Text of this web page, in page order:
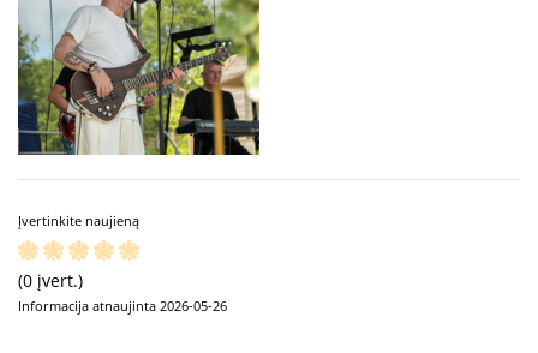
Įvertinkite naujieną
(0 įvert.)
Informacija atnaujinta 2026-05-26